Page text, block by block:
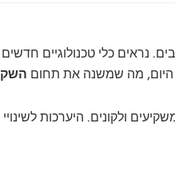
נראים כלי טכנולוגיים
מה שמשנה את תחום
ולקונים. היערכות